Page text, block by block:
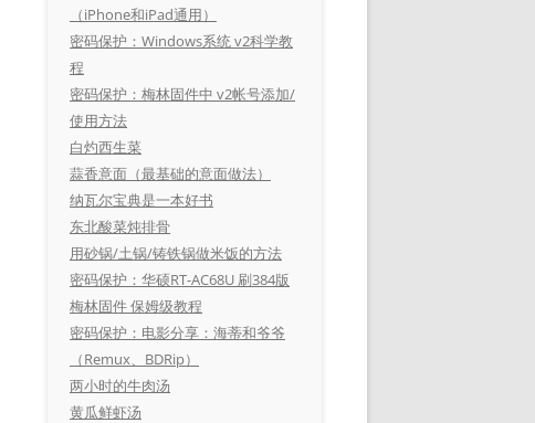
（iPhone和iPad通用）
密码保护：Windows系统 v2科学教
程
密码保护：梅林固件中 v2帐号添加/
使用方法
白灼西生菜
蒜香意面（最基础的意面做法）
纳瓦尔宝典是一本好书
东北酸菜炖排骨
用砂锅/土锅/铸铁锅做米饭的方法
密码保护：华硕RT-AC68U 刷384版
梅林固件 保姆级教程
密码保护：电影分享：海蒂和爷爷
（Remux、BDRip）
两小时的牛肉汤
黄瓜鲜虾汤